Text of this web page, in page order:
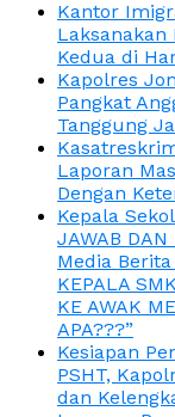
Kantor
Laksanakan
Kedua di
Kapolres
Pangkat
Tanggung
Laporan
Dengan
Kepala
JAWAB
Media
KEPALA
KE AWAK
APA???”
Kesiapan
PSHT,
dan